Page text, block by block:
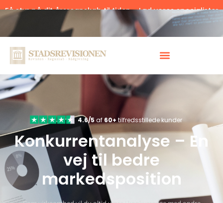
Få styr på dit årsregnskab til tiden – Lad vores specialister
hjælpe.
Klik her.
4.6/5 af 60+tilfredsstillede kunder
Konkurrentanalyse – En
vej til bedre
markedsposition